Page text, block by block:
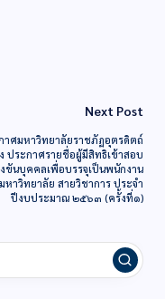
Next Post
าศมหาวิทยาลัยราชภัฏอุตรดิตถ์
ประกาศรายชื่อผู้มีสิทธิเข้าสอบ
ขันบุคคลเพื่อบรรจุเป็นพนักงาน
มหาวิทยาลัย สายวิชาการ ประจำ
ปีงบประมาณ ๒๕๖๓ (ครั้งที่๑)